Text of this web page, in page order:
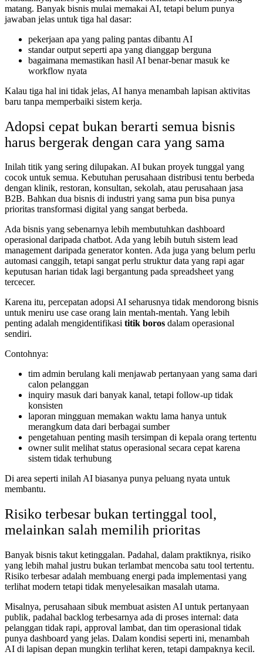
matang. Banyak bisnis mulai memakai AI, tetapi belum punya
jawaban jelas untuk tiga hal dasar:
pekerjaan apa yang paling pantas dibantu AI
standar output seperti apa yang dianggap berguna
bagaimana memastikan hasil AI benar-benar masuk ke
workflow nyata
Kalau tiga hal ini tidak jelas, AI hanya menambah lapisan aktivitas
baru tanpa memperbaiki sistem kerja.
Adopsi cepat bukan berarti semua bisnis
harus bergerak dengan cara yang sama
Inilah titik yang sering dilupakan. AI bukan proyek tunggal yang
cocok untuk semua. Kebutuhan perusahaan distribusi tentu berbeda
dengan klinik, restoran, konsultan, sekolah, atau perusahaan jasa
B2B. Bahkan dua bisnis di industri yang sama pun bisa punya
prioritas transformasi digital yang sangat berbeda.
Ada bisnis yang sebenarnya lebih membutuhkan dashboard
operasional daripada chatbot. Ada yang lebih butuh sistem lead
management daripada generator konten. Ada juga yang belum perlu
automasi canggih, tetapi sangat perlu struktur data yang rapi agar
keputusan harian tidak lagi bergantung pada spreadsheet yang
tercecer.
Karena itu, percepatan adopsi AI seharusnya tidak mendorong bisnis
untuk meniru use case orang lain mentah-mentah. Yang lebih
penting adalah mengidentifikasi titik boros dalam operasional
sendiri.
Contohnya:
tim admin berulang kali menjawab pertanyaan yang sama dari
calon pelanggan
inquiry masuk dari banyak kanal, tetapi follow-up tidak
konsisten
laporan mingguan memakan waktu lama hanya untuk
merangkum data dari berbagai sumber
pengetahuan penting masih tersimpan di kepala orang tertentu
owner sulit melihat status operasional secara cepat karena
sistem tidak terhubung
Di area seperti inilah AI biasanya punya peluang nyata untuk
membantu.
Risiko terbesar bukan tertinggal tool,
melainkan salah memilih prioritas
Banyak bisnis takut ketinggalan. Padahal, dalam praktiknya, risiko
yang lebih mahal justru bukan terlambat mencoba satu tool tertentu.
Risiko terbesar adalah membuang energi pada implementasi yang
terlihat modern tetapi tidak menyelesaikan masalah utama.
Misalnya, perusahaan sibuk membuat asisten AI untuk pertanyaan
publik, padahal backlog terbesarnya ada di proses internal: data
pelanggan tidak rapi, approval lambat, dan tim operasional tidak
punya dashboard yang jelas. Dalam kondisi seperti ini, menambah
AI di lapisan depan mungkin terlihat keren, tetapi dampaknya kecil.